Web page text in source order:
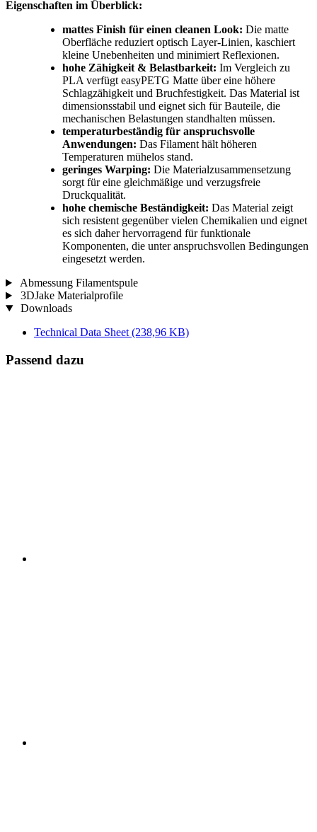
Eigenschaften im Überblick:
mattes Finish für einen cleanen Look: Die matte
Oberfläche reduziert optisch Layer-Linien, kaschiert
kleine Unebenheiten und minimiert Reflexionen.
hohe Zähigkeit & Belastbarkeit: Im Vergleich zu
PLA verfügt easyPETG Matte über eine höhere
Schlagzähigkeit und Bruchfestigkeit. Das Material ist
dimensionsstabil und eignet sich für Bauteile, die
mechanischen Belastungen standhalten müssen.
temperaturbeständig für anspruchsvolle
Anwendungen: Das Filament hält höheren
Temperaturen mühelos stand.
geringes Warping: Die Materialzusammensetzung
sorgt für eine gleichmäßige und verzugsfreie
Druckqualität.
hohe chemische Beständigkeit: Das Material zeigt
sich resistent gegenüber vielen Chemikalien und eignet
es sich daher hervorragend für funktionale
Komponenten, die unter anspruchsvollen Bedingungen
eingesetzt werden.
Abmessung Filamentspule
3DJake Materialprofile
Downloads
Technical Data Sheet (238,96 KB)
Passend dazu